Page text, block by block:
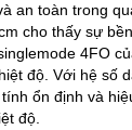
an toàn trong
cho thấy sự
4FO
độ. Với hệ số
ổn định và
độ.